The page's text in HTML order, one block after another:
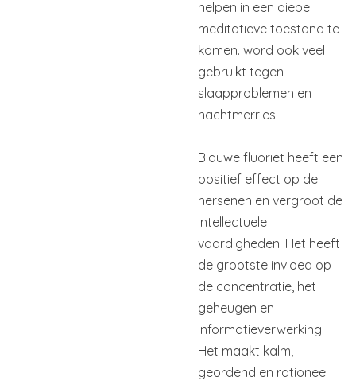
helpen in een diepe
meditatieve toestand te
komen. word ook veel
gebruikt tegen
slaapproblemen en
nachtmerries.
Blauwe fluoriet heeft een
positief effect op de
hersenen en vergroot de
intellectuele
vaardigheden. Het heeft
de grootste invloed op
de concentratie, het
geheugen en
informatieverwerking.
Het maakt kalm,
geordend en rationeel